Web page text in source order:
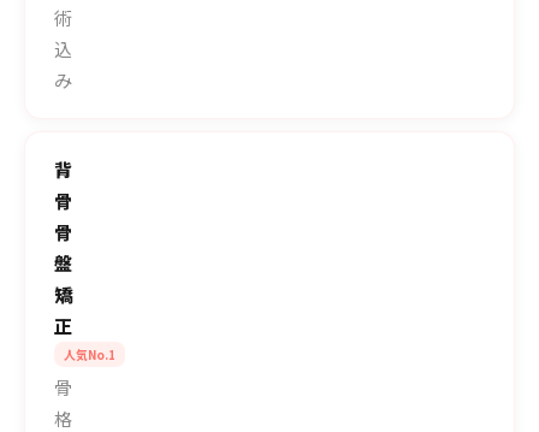
術
込
み
背
骨
骨
盤
矯
正
人気No.1
骨
格